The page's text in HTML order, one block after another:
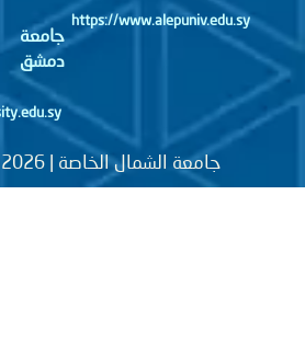
https://www.alepuniv.edu.sy
جامعة
دمشق
جامعة الشمال الخاصة | Copyright © 2026